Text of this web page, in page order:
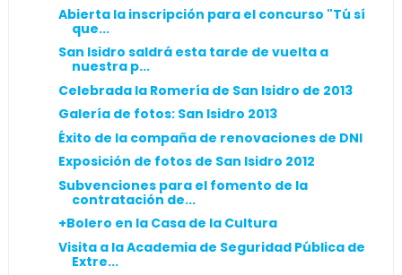
Abierta la inscripción para el concurso "Tú sí
que...
San Isidro saldrá esta tarde de vuelta a
nuestra p...
Celebrada la Romería de San Isidro de 2013
Galería de fotos: San Isidro 2013
Éxito de la compaña de renovaciones de DNI
Exposición de fotos de San Isidro 2012
Subvenciones para el fomento de la
contratación de...
+Bolero en la Casa de la Cultura
Visita a la Academia de Seguridad Pública de
Extre...